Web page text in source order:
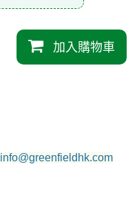
加入購物車
info@greenfieldhk.com